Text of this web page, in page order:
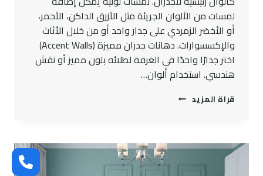
لمسات من الألوان الجريئة مثل الأزرق الداكن، الأحمر،
أو الأخضر الزمردي على جدار واحد أو من خلال الأثاث
والإكسسوارات. دهانات جدران مميزة (Accent Walls)
اختر جدارًا واحدًا في الغرفة لطلائه بلون مميز أو نقش
هندسي. استخدام ألوان…
قراة المزيد دهانات
أفضل
الدهانات